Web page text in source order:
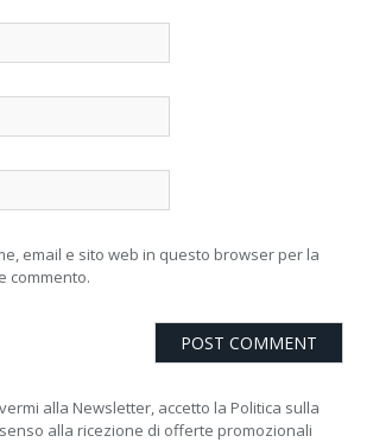
email e sito web in questo browser per la
commento.
alla Newsletter, accetto la Politica sulla
alla ricezione di offerte promozionali